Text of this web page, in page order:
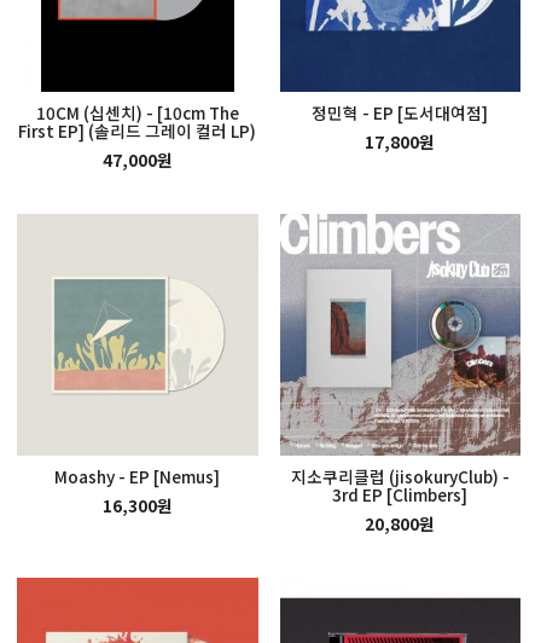
10CM (십센치) - [10cm The
First EP] (솔리드 그레이 컬러 LP)
47,000원
정민혁 - EP [도서대여점]
17,800원
Moashy - EP [Nemus]
16,300원
지소쿠리클럽 (jisokuryClub) -
3rd EP [Climbers]
20,800원